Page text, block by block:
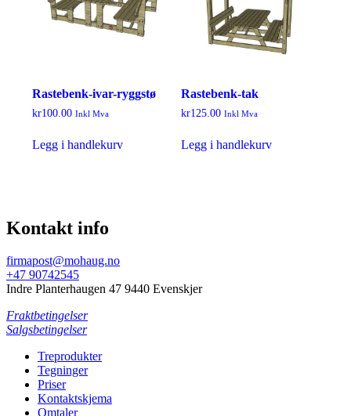
Rastebenk-ivar-ryggstø
kr100.00 Inkl Mva
Legg i handlekurv
Rastebenk-tak
kr125.00 Inkl Mva
Legg i handlekurv
Kontakt info
firmapost@mohaug.no
+47 90742545
Indre Planterhaugen 47 9440 Evenskjer
Fraktbetingelser
Salgsbetingelser
Treprodukter
Tegninger
Priser
Kontaktskjema
Omtaler